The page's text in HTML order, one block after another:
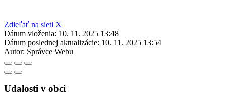
Zdieľať na sieti X
Dátum vloženia: 10. 11. 2025 13:48
Dátum poslednej aktualizácie: 10. 11. 2025 13:54
Autor: Správce Webu
Udalosti v obci